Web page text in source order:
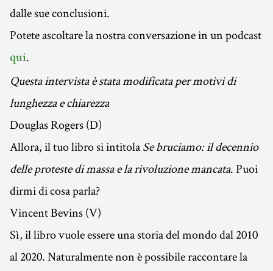
dalle sue conclusioni.
Potete ascoltare la nostra conversazione in un podcast
qui.
Questa intervista è stata modificata per motivi di
lunghezza e chiarezza
Douglas Rogers (D)
Allora, il tuo libro si intitolaSe bruciamo: il decennio
delle proteste di massa e la rivoluzione mancata. Puoi
dirmi di cosa parla?
Vincent Bevins (V)
Sì, il libro vuole essere una storia del mondo dal 2010
al 2020. Naturalmente non è possibile raccontare la